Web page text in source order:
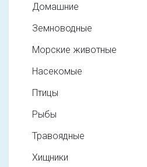
Домашние
Земноводные
Морские животные
Насекомые
Птицы
Рыбы
Травоядные
Хищники